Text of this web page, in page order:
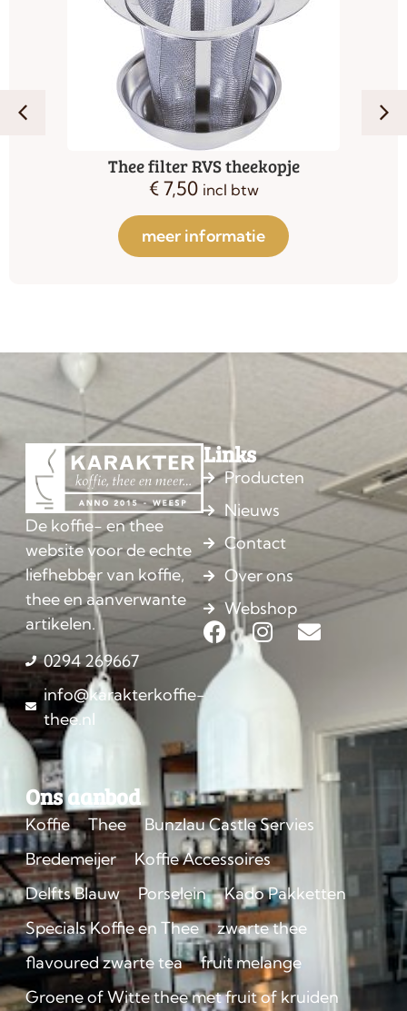
Thee filter RVS theekopje
€7,50 incl btw
meer informatie
De koffie- en thee
website voor de echte
liefhebber van koffie,
thee en aanverwante
artikelen.
0294 269667
info@karakterkoffie-
thee.nl
Links
Producten
Nieuws
Contact
Over ons
Webshop
Ons aanbod
Koffie Thee
Bunzlau Castle Servies
Bredemeijer
Koffie Accessoires
Delfts Blauw
Porselein
Kado Pakketten
Specials Koffie en Thee
zwarte thee
flavoured zwarte tea
fruit melange
Groene of Witte thee met fruit of kruiden